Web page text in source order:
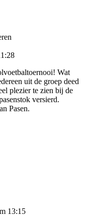
Wat
uit de groep deed
plezier te zien bij de
versierd.
Pasen.
13:15